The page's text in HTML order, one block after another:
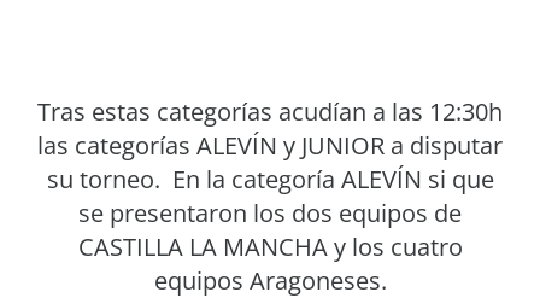
Tras estas categorías acudían a las 12:30h
las categorías ALEVÍN y JUNIOR a disputar
su torneo. En la categoría ALEVÍN si que
se presentaron los dos equipos de
CASTILLA LA MANCHA y los cuatro
equipos Aragoneses.